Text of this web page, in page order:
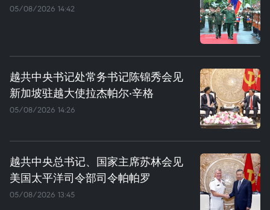
05/08/2026 14:42
越共中央书记处常务书记陈锦秀会见
新加坡驻越大使拉杰帕尔·辛格
05/08/2026 14:26
越共中央总书记、国家主席苏林会见
美国太平洋司令部司令帕帕罗
05/08/2026 13:45